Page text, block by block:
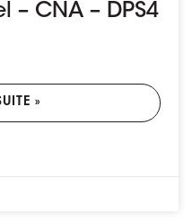
– CNA – DPS4
»